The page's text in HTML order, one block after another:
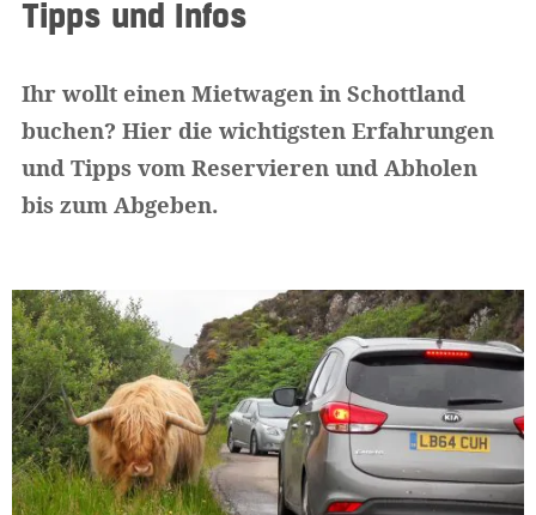
Tipps und Infos
Ihr wollt einen Mietwagen in Schottland
buchen? Hier die wichtigsten Erfahrungen
und Tipps vom Reservieren und Abholen
bis zum Abgeben.